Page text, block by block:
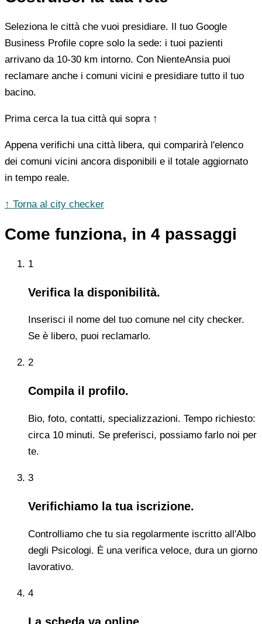
Seleziona le città che vuoi presidiare. Il tuo Google
Business Profile copre solo la sede: i tuoi pazienti
arrivano da 10-30 km intorno. Con NienteAnsia puoi
reclamare anche i comuni vicini e presidiare tutto il tuo
bacino.
Prima cerca la tua città qui sopra ↑
Appena verifichi una città libera, qui comparirà l'elenco
dei comuni vicini ancora disponibili e il totale aggiornato
in tempo reale.
↑ Torna al city checker
Come funziona, in 4 passaggi
1
Verifica la disponibilità.
Inserisci il nome del tuo comune nel city checker.
Se è libero, puoi reclamarlo.
2
Compila il profilo.
Bio, foto, contatti, specializzazioni. Tempo richiesto:
circa 10 minuti. Se preferisci, possiamo farlo noi per
te.
3
Verifichiamo la tua iscrizione.
Controlliamo che tu sia regolarmente iscritto all'Albo
degli Psicologi. È una verifica veloce, dura un giorno
lavorativo.
4